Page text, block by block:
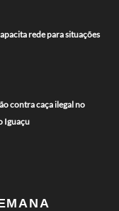
rede para situações
contra caça ilegal no
Iguaçu